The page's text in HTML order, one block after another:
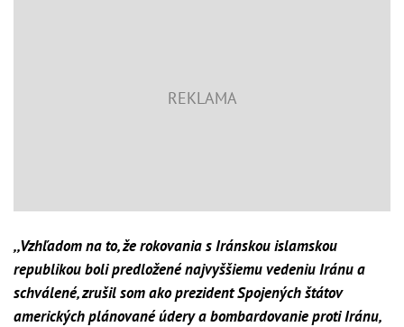
,,Vzhľadom na to, že rokovania s Iránskou islamskou
republikou boli predložené najvyššiemu vedeniu Iránu a
schválené, zrušil som ako prezident Spojených štátov
amerických plánované údery a bombardovanie proti Iránu,